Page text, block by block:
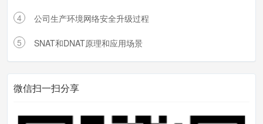
4 公司生产环境网络安全升级过程
5 SNAT和DNAT原理和应用场景
微信扫一扫分享